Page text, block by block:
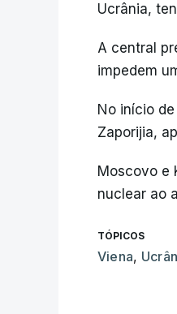
Ucrânia,
A central
impedem
No início
Zaporijia,
Moscovo e
nuclear ao
TÓPICOS
Viena,